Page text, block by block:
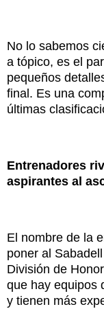
No lo sabemos
a tópico, es el
pequeños
final. Es una
últimas
Entrenadores
aspirantes al
El nombre de la
poner al
División de
que hay equipos
y tienen más